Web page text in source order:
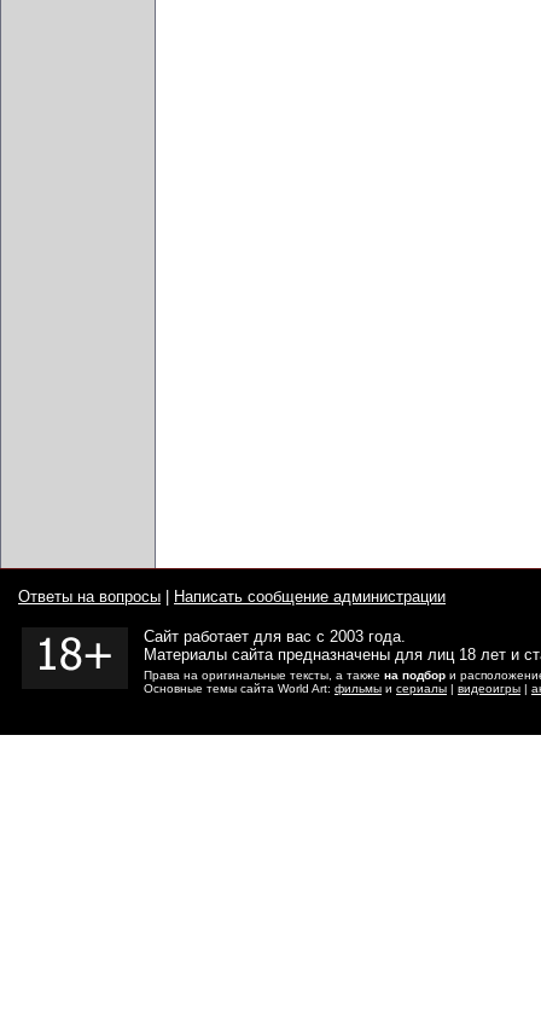
Ответы на вопросы Написать сообщение администрации
Сайт работает для вас с 2003 года.
Материалы сайта предназначены для лиц 18 лет и
Права на оригинальные тексты, а также на подбор и
Основные темы сайта World Art: фильмы и сериалы | видеоигры |